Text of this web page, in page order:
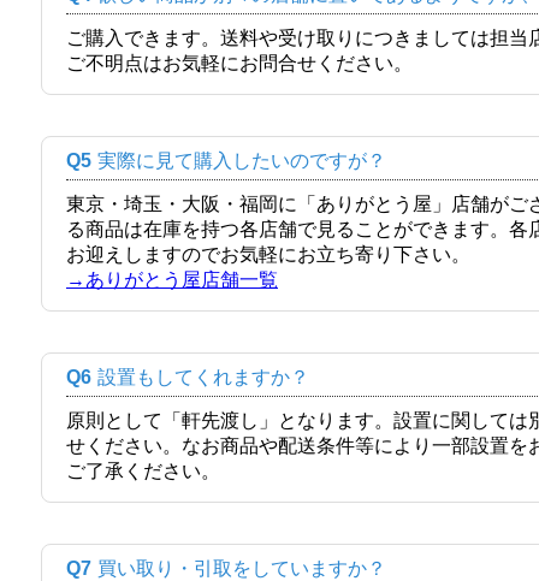
ご購入できます。送料や受け取りにつきましては担
ご不明点はお気軽にお問合せください。
Q5 実際に見て購入したいのですが？
東京・埼玉・大阪・福岡に「ありがとう屋」店舗が
る商品は在庫を持つ各店舗で見ることができます。
お迎えしますのでお気軽にお立ち寄り下さい。
→ありがとう屋店舗一覧
Q6 設置もしてくれますか？
原則として「軒先渡し」となります。設置に関して
せください。なお商品や配送条件等により一部設置
ご了承ください。
Q7 買い取り・引取をしていますか？